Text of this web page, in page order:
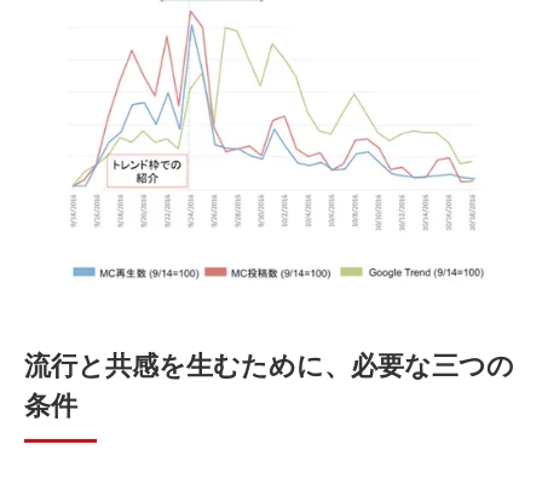
流行と共感を生むために、必要な三つの
条件